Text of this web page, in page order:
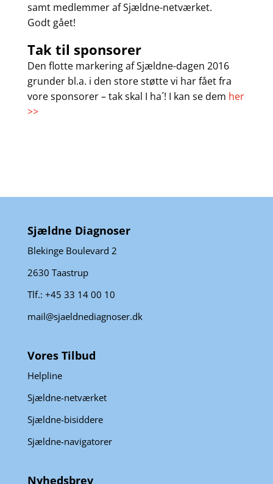
samt medlemmer af Sjældne-netværket.
Godt gået!
Tak til sponsorer
Den flotte markering af Sjældne-dagen 2016
grunder bl.a. i den store støtte vi har fået fra
vore sponsorer – tak skal I ha´! I kan se dem her
>>
Sjældne Diagnoser
Blekinge Boulevard 2
2630 Taastrup
Tlf.: +45 33 14 00 10
mail@sjaeldnediagnoser.dk
Vores Tilbud
Helpline
Sjældne-netværket
Sjældne-bisiddere
Sjældne-navigatorer
Nyhedsbrev